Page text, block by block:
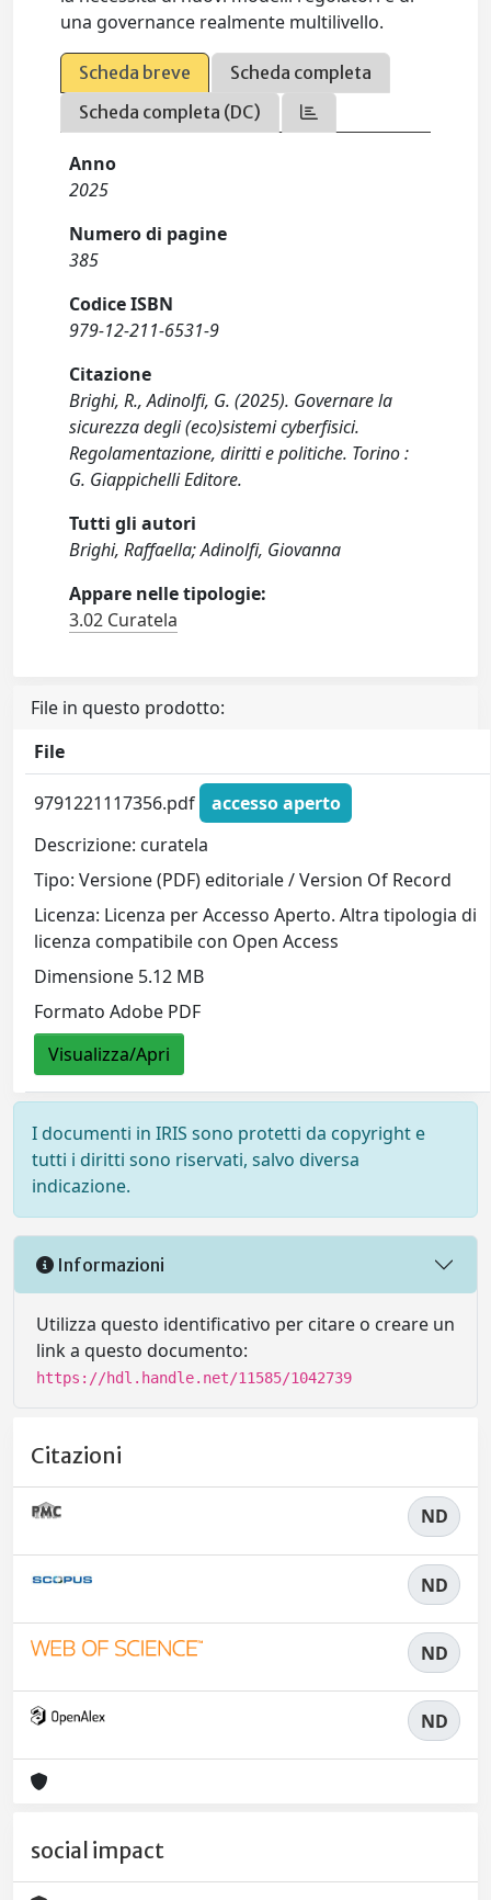
una governance realmente multilivello.
Scheda breve
Scheda completa
Scheda completa (DC)
Anno
2025
Numero di pagine
385
Codice ISBN
979-12-211-6531-9
Citazione
Brighi, R., Adinolfi, G. (2025). Governare la
sicurezza degli (eco)sistemi cyberfisici.
Regolamentazione, diritti e politiche. Torino :
G. Giappichelli Editore.
Tutti gli autori
Brighi, Raffaella; Adinolfi, Giovanna
Appare nelle tipologie:
3.02 Curatela
File in questo prodotto:
File
9791221117356.pdf
accesso aperto
Descrizione: curatela
Tipo: Versione (PDF) editoriale / Version Of Record
Licenza: Licenza per Accesso Aperto. Altra tipologia di
licenza compatibile con Open Access
Dimensione 5.12 MB
Formato Adobe PDF
Visualizza/Apri
I documenti in IRIS sono protetti da copyright e
tutti i diritti sono riservati, salvo diversa
indicazione.
Informazioni
Utilizza questo identificativo per citare o creare un
link a questo documento:
https://hdl.handle.net/11585/1042739
Citazioni
ND
ND
ND
ND
social impact